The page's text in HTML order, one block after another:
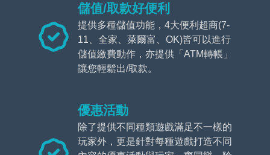
儲值/取款好便利
提供多種儲值功能，4大便利超商(7-
11、全家、萊爾富、OK)皆可以進行
儲值繳費動作，亦提供「ATM轉帳」
讓您輕鬆出/取款。
優惠活動
除了提供不同種類遊戲滿足不一樣的
玩家外，更是針對每種遊戲打造不同